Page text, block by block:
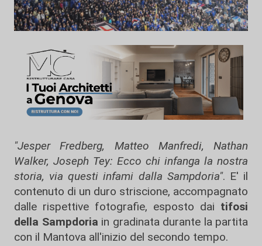
"Jesper Fredberg, Matteo Manfredi, Nathan
Walker, Joseph Tey: Ecco chi infanga la nostra
storia, via questi infami dalla Sampdoria". E' il
contenuto di un duro striscione, accompagnato
dalle rispettive fotografie, esposto dai tifosi
della Sampdoria in gradinata durante la partita
con il Mantova all'inizio del secondo tempo.